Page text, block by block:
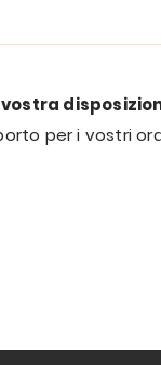
per i vostri